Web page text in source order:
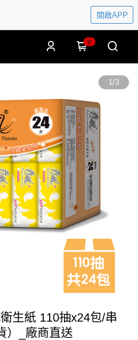
開啟APP
0
1/3
生紙 110抽x24包/串
）_廠商直送